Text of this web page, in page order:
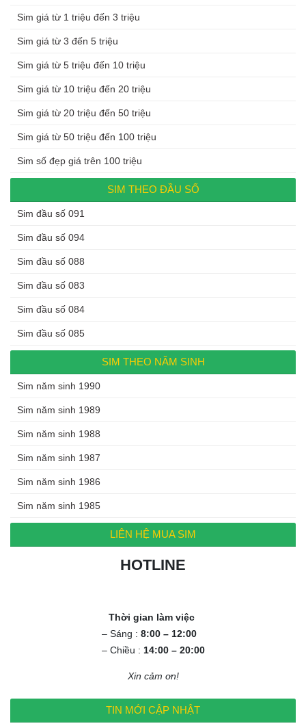
Sim giá từ 1 triệu đến 3 triệu
Sim giá từ 3 đến 5 triệu
Sim giá từ 5 triệu đến 10 triệu
Sim giá từ 10 triệu đến 20 triệu
Sim giá từ 20 triệu đến 50 triệu
Sim giá từ 50 triệu đến 100 triệu
Sim số đẹp giá trên 100 triệu
SIM THEO ĐẦU SỐ
Sim đầu số 091
Sim đầu số 094
Sim đầu số 088
Sim đầu số 083
Sim đầu số 084
Sim đầu số 085
SIM THEO NĂM SINH
Sim năm sinh 1990
Sim năm sinh 1989
Sim năm sinh 1988
Sim năm sinh 1987
Sim năm sinh 1986
Sim năm sinh 1985
LIÊN HỆ MUA SIM
HOTLINE
Thời gian làm việc
– Sáng : 8:00 – 12:00
– Chiều : 14:00 – 20:00
Xin cảm ơn!
TIN MỚI CẬP NHẬT